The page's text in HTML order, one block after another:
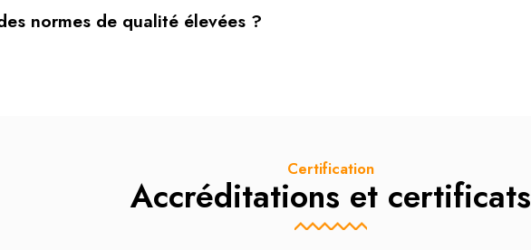
normes de qualité élevées ?
Certification
Accréditations et certificats